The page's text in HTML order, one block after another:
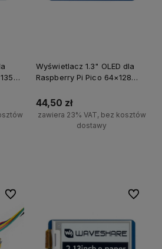
Wyświetlacz 1.3" OLED dla
Raspberry Pi Pico 64×128
44,50 zł
zawiera 23% VAT, bez kosztów
dostawy
Do ulubionych Do